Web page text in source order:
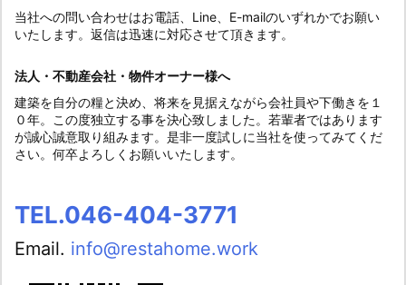
当社への問い合わせはお電話、Line、E-mailのいずれかでお願い
いたします。返信は迅速に対応させて頂きます。
法人・不動産会社・物件オーナー様へ
建築を自分の糧と決め、将来を見据えながら会社員や下働きを１
０年。この度独立する事を決心致しました。若輩者ではあります
が誠心誠意取り組みます。是非一度試しに当社を使ってみてくだ
さい。何卒よろしくお願いいたします。
TEL.046-404-3771
Email. info@restahome.work